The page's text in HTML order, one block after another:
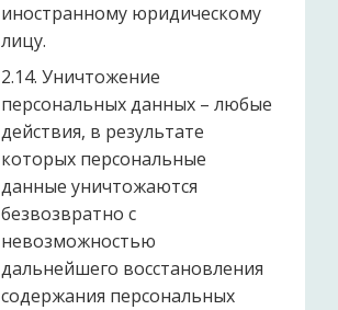
иностранному юридическому
лицу.
2.14. Уничтожение
персональных данных – любые
действия, в результате
которых персональные
данные уничтожаются
безвозвратно с
невозможностью
дальнейшего восстановления
содержания персональных